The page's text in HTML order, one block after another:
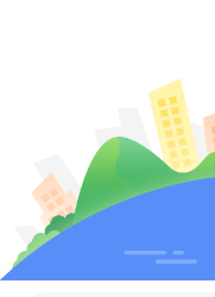
汕籍华人华侨超
籍潮汕地区的泰
在广东极为普遍
几乎达到“家家
历史上华侨汇款
已入选联合国
但在《阿嬷》出